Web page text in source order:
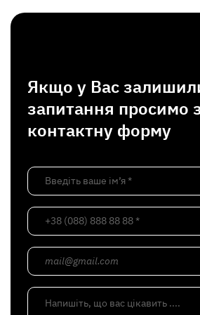
Якщо у Вас
запитання просимо
контактну форму
Введіть ваше ім’я *
+38 (088) 888 88 88 *
mail@gmail.com
Напишіть, що вас цікавить ....